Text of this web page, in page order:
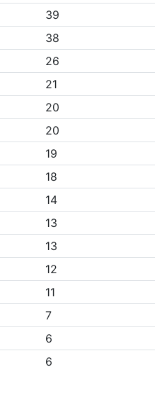
39
38
26
21
20
20
19
18
14
13
13
12
11
7
6
6